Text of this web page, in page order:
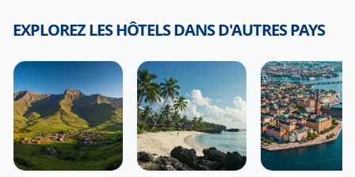
EXPLOREZ LES HÔTELS DANS D'AUTRES PAYS